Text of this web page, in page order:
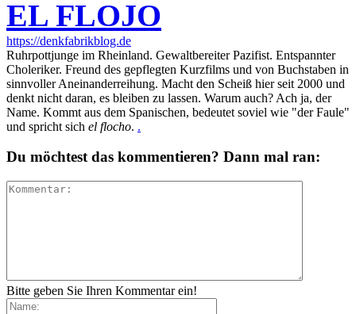
EL FLOJO
https://denkfabrikblog.de
Ruhrpottjunge im Rheinland. Gewaltbereiter Pazifist. Entspannter
Choleriker. Freund des gepflegten Kurzfilms und von Buchstaben in
sinnvoller Aneinanderreihung. Macht den Scheiß hier seit 2000 und
denkt nicht daran, es bleiben zu lassen. Warum auch? Ach ja, der
Name. Kommt aus dem Spanischen, bedeutet soviel wie "der Faule"
und spricht sich el flocho. .
Du möchtest das kommentieren? Dann mal ran:
Bitte geben Sie Ihren Kommentar ein!